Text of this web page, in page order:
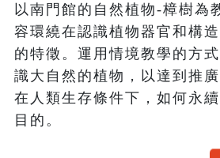
以南門館的自然植物-樟樹為
容環繞在認識植物器官和構
的特徵。運用情境教學的方
識大自然的植物，以達到推
在人類生存條件下，如何永
目的。